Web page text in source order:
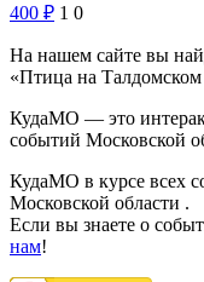
400 ₽ 1 0
На нашем сайте вы
«Птица на Талдомском
КудаМО — это
событий Московской
КудаМО в курсе всех
Московской области .
Если вы знаете о
нам!